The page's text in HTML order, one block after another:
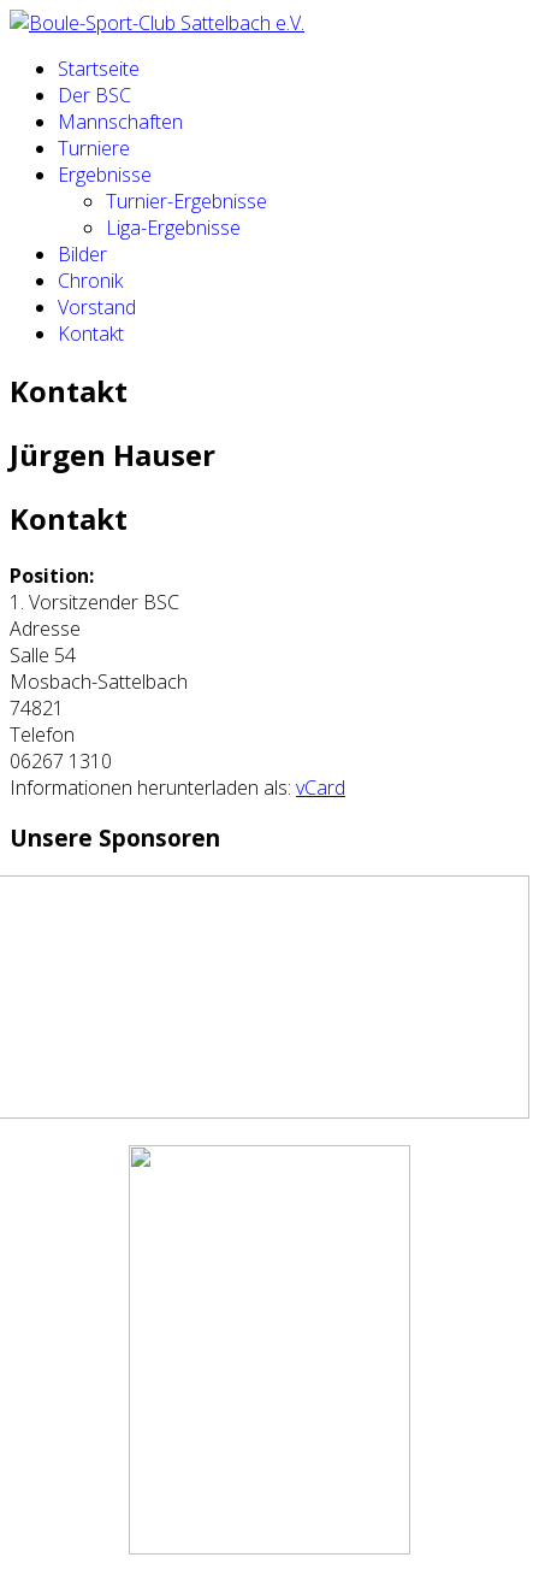
Startseite
Der BSC
Mannschaften
Turniere
Ergebnisse
Turnier-Ergebnisse
Liga-Ergebnisse
Bilder
Chronik
Vorstand
Kontakt
Kontakt
Jürgen Hauser
Kontakt
Position:
1. Vorsitzender BSC
Adresse
Salle 54
Mosbach-Sattelbach
74821
Telefon
06267 1310
Informationen herunterladen als: vCard
Unsere Sponsoren